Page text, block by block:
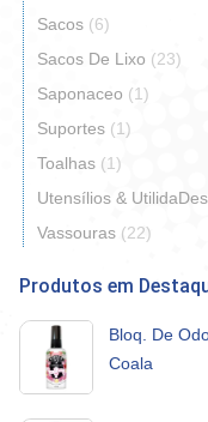
Sacos (6)
Sacos De Lixo (23)
Saponaceo (1)
Suportes (1)
Toalhas (1)
Utensílios & UtilidaDes
Vassouras (22)
Produtos em
Bloq. De
Coala